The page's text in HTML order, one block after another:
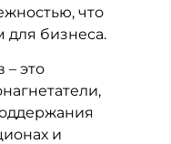
что
для бизнеса.
– это
и